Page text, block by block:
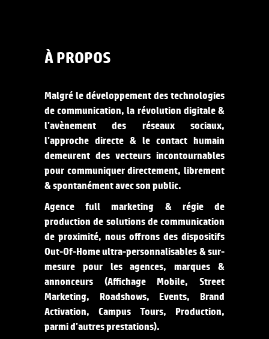
À PROPOS
Malgré le développement des technologies
de communication, la révolution digitale &
l’avènement des réseaux sociaux,
l’approche directe & le contact humain
demeurent des vecteurs incontournables
pour communiquer directement, librement
& spontanément avec son public.
Agence full marketing & régie de
production de solutions de communication
de proximité, nous offrons des dispositifs
Out-Of-Home ultra-personnalisables & sur-
mesure pour les agences, marques &
annonceurs (Affichage Mobile, Street
Marketing, Roadshows, Events, Brand
Activation, Campus Tours, Production,
parmi d’autres prestations).